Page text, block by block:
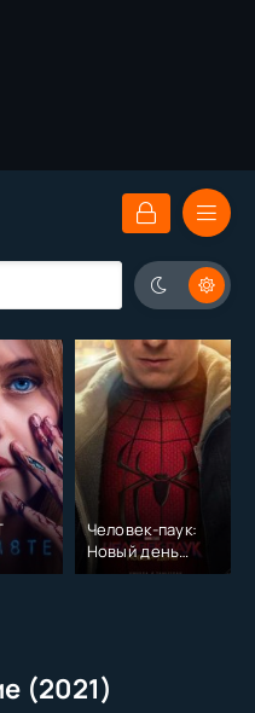
Человек-паук:
Новый день
(2026)
(2021)